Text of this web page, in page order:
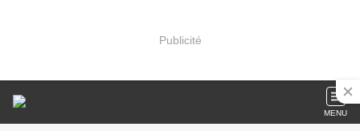
Publicité
MENU